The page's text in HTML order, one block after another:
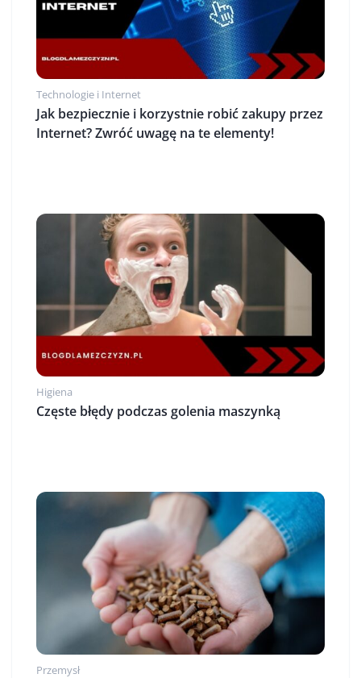
Technologie i Internet
Jak bezpiecznie i korzystnie robić zakupy przez
Internet? Zwróć uwagę na te elementy!
Higiena
Częste błędy podczas golenia maszynką
Przemysł